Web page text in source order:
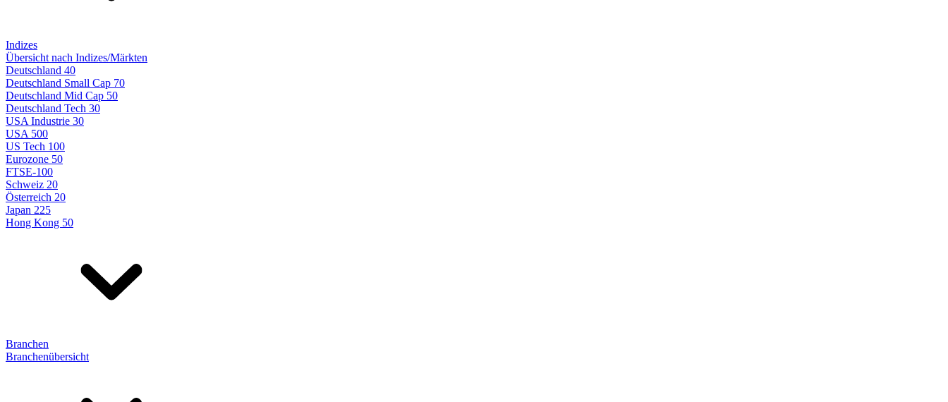
Indizes
Übersicht nach Indizes/Märkten
Deutschland 40
Deutschland Small Cap 70
Deutschland Mid Cap 50
Deutschland Tech 30
USA Industrie 30
USA 500
US Tech 100
Eurozone 50
FTSE-100
Schweiz 20
Österreich 20
Japan 225
Hong Kong 50
Branchen
Branchenübersicht